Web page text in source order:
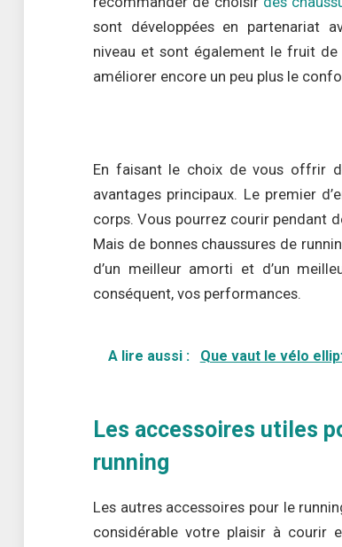
sont développées en partenariat
niveau et sont également le fruit de
améliorer encore un peu plus le
En faisant le choix de vous offrir
avantages principaux. Le premier
corps. Vous pourrez courir pendant
Mais de bonnes chaussures de
d’un meilleur amorti et d’un
conséquent, vos performances.
A lire aussi : Que vaut le vélo
Les accessoires utiles
running
Les autres accessoires pour le
considérable votre plaisir à courir